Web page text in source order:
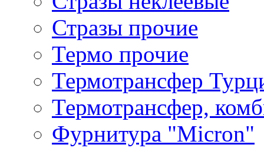
Стразы прочие
Термо прочие
Термотрансфер
Термотрансфер,
Фурнитура "Micron"